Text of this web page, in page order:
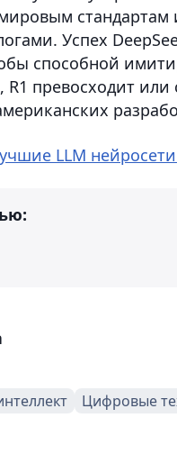
Успех
способной
превосходит или
LLM нейросети
Цифровые